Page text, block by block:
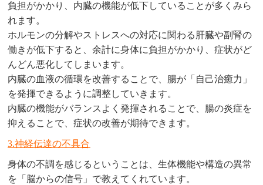
負担がかかり、内臓の機能が低下していることが多くみら
れます。
ホルモンの分解やストレスへの対応に関わる肝臓や副腎の
働きが低下すると、余計に身体に負担がかかり、症状がど
んどん悪化してしまいます。
内臓の血液の循環を改善することで、腸が「自己治癒力」
を発揮できるように調整していきます。
内臓の機能がバランスよく発揮されることで、腸の炎症を
抑えることで、症状の改善が期待できます。
3.神経伝達の不具合
身体の不調を感じるということは、生体機能や構造の異常
を「脳からの信号」で教えてくれています。